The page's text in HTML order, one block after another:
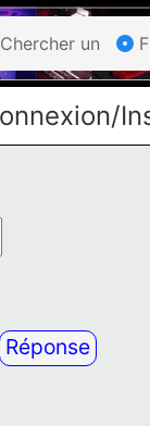
Chercher un
Réponse